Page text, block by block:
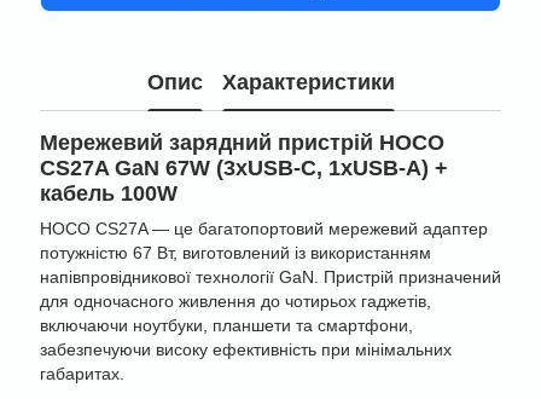
Опис Характеристики
Мережевий зарядний пристрій HOCO
CS27A GaN 67W (3xUSB-C, 1xUSB-A) +
кабель 100W
HOCO CS27A — це багатопортовий мережевий адаптер
потужністю 67 Вт, виготовлений із використанням
напівпровідникової технології GaN. Пристрій призначений
для одночасного живлення до чотирьох гаджетів,
включаючи ноутбуки, планшети та смартфони,
забезпечуючи високу ефективність при мінімальних
габаритах.